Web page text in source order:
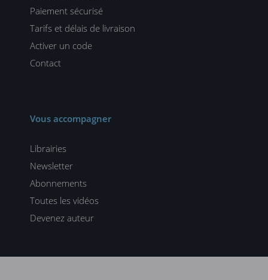
Paiement sécurisé
Tarifs et délais de livraison
Activer un code
Contact
Vous accompagner
Librairies
Newsletter
Abonnements
Toutes les vidéos
Devenez auteur